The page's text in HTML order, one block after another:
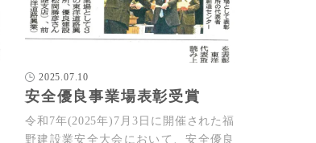
2025.07.10
安全優良事業場表彰受賞
令和7年(2025年)7月3日に開催された福
野建設業安全大会において、安全優良